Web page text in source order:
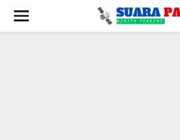
konten